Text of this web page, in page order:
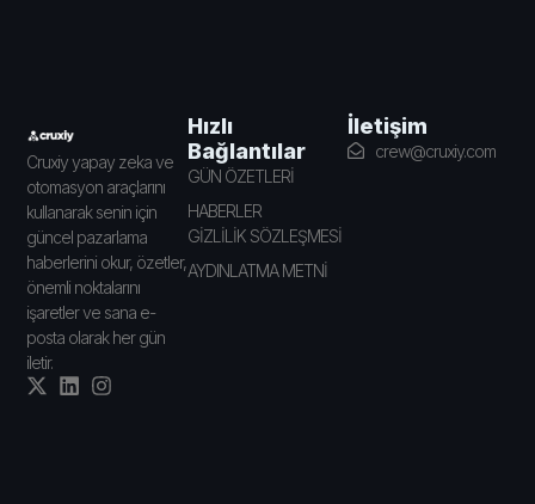
Cruxiy yapay zeka ve
otomasyon araçlarını
kullanarak senin için
güncel pazarlama
haberlerini okur, özetler,
önemli noktalarını
işaretler ve sana e-
posta olarak her gün
iletir.
Hızlı
Bağlantılar
GÜN ÖZETLERİ
HABERLER
GİZLİLİK SÖZLEŞMESİ
AYDINLATMA METNİ
İletişim
crew@cruxiy.com